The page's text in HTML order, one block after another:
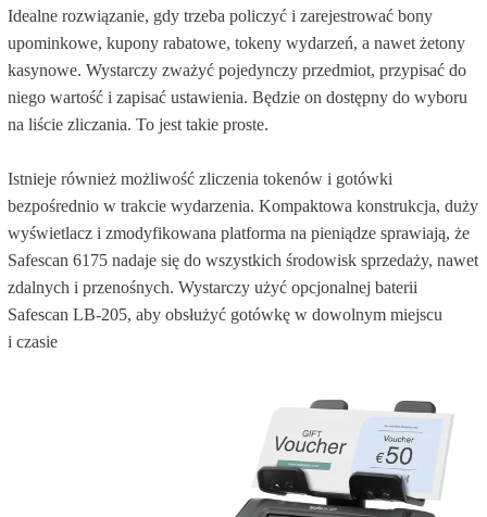
Idealne rozwiązanie, gdy trzeba policzyć i zarejestrować bony
upominkowe, kupony rabatowe, tokeny wydarzeń, a nawet żetony
kasynowe. Wystarczy zważyć pojedynczy przedmiot, przypisać do
niego wartość i zapisać ustawienia. Będzie on dostępny do wyboru
na liście zliczania. To jest takie proste.
Istnieje również możliwość zliczenia tokenów i gotówki
bezpośrednio w trakcie wydarzenia. Kompaktowa konstrukcja, duży
wyświetlacz i zmodyfikowana platforma na pieniądze sprawiają, że
Safescan 6175 nadaje się do wszystkich środowisk sprzedaży, nawet
zdalnych i przenośnych. Wystarczy użyć opcjonalnej baterii
Safescan LB-205, aby obsłużyć gotówkę w dowolnym miejscu
i czasie